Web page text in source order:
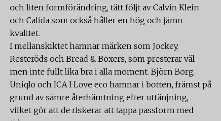
och liten formförändring, tätt följt av Calvin Klein
och Calida som också håller en hög och jämn
kvalitet.
I mellanskiktet hamnar märken som Jockey,
Resteröds och Bread & Boxers, som presterar väl
men inte fullt lika bra i alla moment. Björn Borg,
Uniqlo och ICA I Love eco hamnar i botten, främst på
grund av sämre återhämtning efter uttänjning,
vilket gör att de riskerar att tappa passform med